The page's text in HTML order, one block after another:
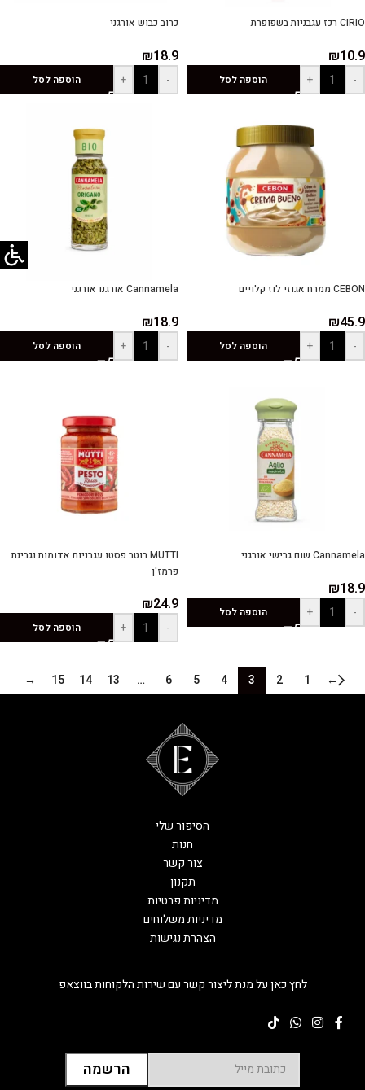
CIRIO רכז עגבניות בשפופרת
₪10.9
-
+ הוספה לסל
כרוב כבוש אורגני
₪18.9
-
+ הוספה לסל
CEBON ממרח אגוזי לוז קלויים
₪45.9
-
+ הוספה לסל
Cannamela אורגנו אורגני
₪18.9
-
+ הוספה לסל
Cannamela שום גבישי אורגני
₪18.9
-
+ הוספה לסל
MUTTI רוטב פסטו עגבניות אדומות וגבינת
פרמז'ן
₪24.9
-
+ הוספה לסל
←
1
2
3
4
5
6
…
13
14
15
→
לחץ כאן על מנת ליצור קשר עם שירות הלקוחות בווצאפ
הסיפור שלי
חנות
צור קשר
תקנון
מדיניות פרטיות
מדיניות משלוחים
הצהרת נגישות